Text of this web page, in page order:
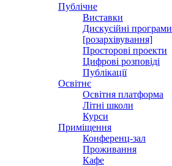
Публічне
Виставки
Дискусійні програми
[розархівування]
Просторові проекти
Цифрові розповіді
Публікації
Освітнє
Освітня платформа
Літні школи
Курси
Приміщення
Конференц-зал
Проживання
Кафе